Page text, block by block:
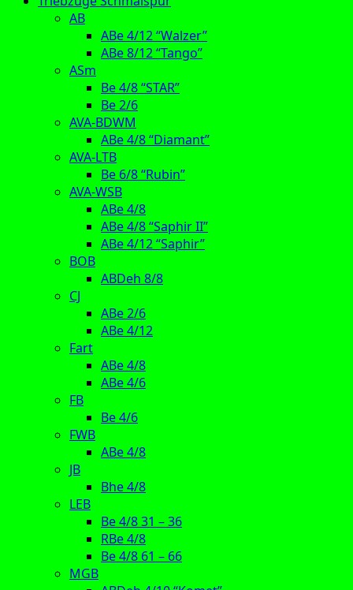
AB
ABe 4/12 “Walzer”
ABe 8/12 “Tango”
ASm
Be 4/8 “STAR”
Be 2/6
AVA-BDWM
ABe 4/8 “Diamant”
AVA-LTB
Be 6/8 “Rubin”
AVA-WSB
ABe 4/8
ABe 4/8 “Saphir II”
ABe 4/12 “Saphir”
BOB
ABDeh 8/8
CJ
ABe 2/6
ABe 4/12
Fart
ABe 4/8
ABe 4/6
FB
Be 4/6
FWB
ABe 4/8
JB
Bhe 4/8
LEB
Be 4/8 31 – 36
RBe 4/8
Be 4/8 61 – 66
MGB